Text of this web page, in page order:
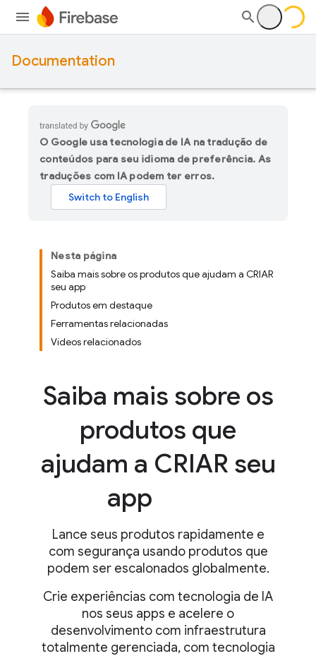
Documentation
O Google usa tecnologia de IA na tradução de
conteúdos para seu idioma de preferência. As
traduções com IA podem ter erros.
Nesta página
Saiba mais sobre os produtos que ajudam a CRIAR
seu app
Produtos em destaque
Ferramentas relacionadas
Vídeos relacionados
Saiba mais sobre os
produtos que
ajudam a CRIAR seu
app
Lance seus produtos rapidamente e
com segurança usando produtos que
podem ser escalonados globalmente.
Crie experiências com tecnologia de IA
nos seus apps e acelere o
desenvolvimento com infraestrutura
totalmente gerenciada, com tecnologia